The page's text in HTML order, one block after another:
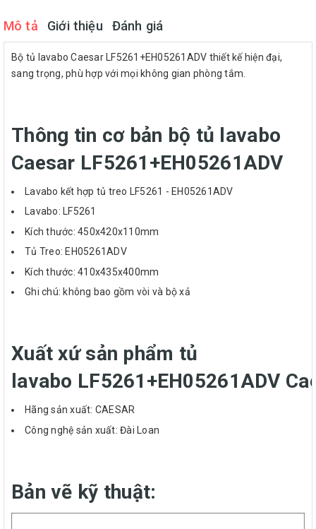
Mô tả Giới thiệu Đánh giá
Bộ tủ lavabo Caesar LF5261+EH05261ADV thiết kế hiện đại,
sang trọng, phù hợp với mọi không gian phòng tắm.
Thông tin cơ bản bộ tủ lavabo
Caesar LF5261+EH05261ADV
Lavabo kết hợp tủ treo LF5261 - EH05261ADV
Lavabo: LF5261
Kích thước: 450x420x110mm
Tủ Treo: EH05261ADV
Kích thước: 410x435x400mm
Ghi chú: không bao gồm vòi và bộ xả
Xuất xứ sản phẩm tủ
lavabo LF5261+EH05261ADV
Hãng sản xuất: CAESAR
Công nghệ sản xuất: Đài Loan
Bản vẽ kỹ thuật: